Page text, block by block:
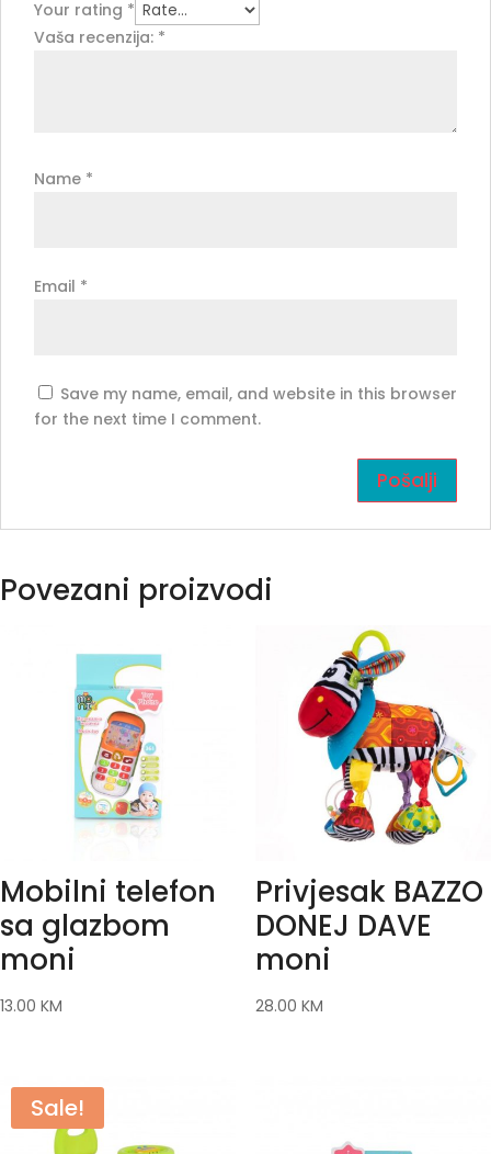
Your rating *
Vaša recenzija: *
Name *
Email *
Save my name, email, and website in this browser
for the next time I comment.
Povezani proizvodi
Mobilni telefon
sa glazbom
moni
13.00 KM
Privjesak BAZZO
DONEJ DAVE
moni
28.00 KM
Sale!